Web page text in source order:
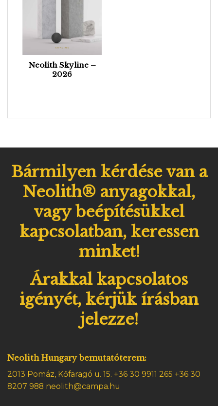
Neolith Skyline –
2026
Bármilyen kérdése van a
Neolith® anyagokkal,
vagy beépítésükkel
kapcsolatban, keressen
minket!
Árakkal kapcsolatos
igényét, kérjük írásban
jelezze!
Neolith Hungary bemutatóterem:
2013 Pomáz, Kőfaragó u. 15. +36 30 9911 265 +36 30
8207 988 neolith@campa.hu